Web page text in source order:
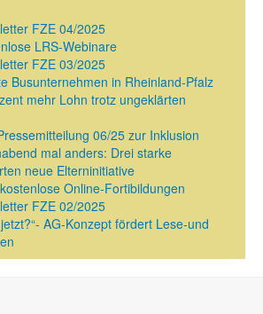
FZE 04/2025
LRS-Webinare
FZE 03/2025
Busunternehmen in Rheinland-Pfalz
mehr Lohn trotz ungeklärten
06/25 zur Inklusion
mal anders: Drei starke
neue Elterninitiative
Online-Fortibildungen
FZE 02/2025
AG-Konzept fördert Lese-und